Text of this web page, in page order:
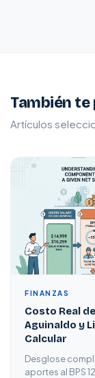
También
Artículos
FINANZAS
Costo Real
Aguinaldo y
Calcular
Desglose
aportes al BPS